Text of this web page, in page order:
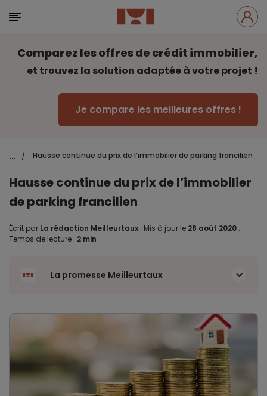
Comparez les offres de crédit immobilier,
et trouvez la solution adaptée à votre projet !
Je compare les meilleures offres !
... / Hausse continue du prix de l’immobilier de parking francilien
Hausse continue du prix de l’immobilier
de parking francilien
Écrit par La rédaction Meilleurtaux . Mis à jour le 28 août 2020 .
Temps de lecture : 2 min
La promesse Meilleurtaux